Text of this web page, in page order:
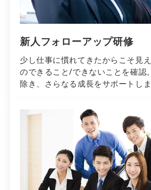
新人フォローアップ研修
少し仕事に慣れてきたからこそ見
のできること/できないことを確認
除き、さらなる成長をサポートしま